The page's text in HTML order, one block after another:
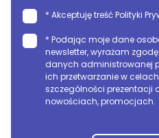
* Akceptuję treść Polityki
* Podając moje dane
newsletter, wyrażam
danych administrowanej
ich przetwarzanie w
szczególności prezentacji
nowościach, promocjach.